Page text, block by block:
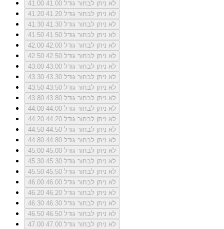
41.00
לא ניתן לבחור גודל 41.00
41.20
לא ניתן לבחור גודל 41.20
41.30
לא ניתן לבחור גודל 41.30
41.50
לא ניתן לבחור גודל 41.50
42.00
לא ניתן לבחור גודל 42.00
42.50
לא ניתן לבחור גודל 42.50
43.00
לא ניתן לבחור גודל 43.00
43.30
לא ניתן לבחור גודל 43.30
43.50
לא ניתן לבחור גודל 43.50
43.80
לא ניתן לבחור גודל 43.80
44.00
לא ניתן לבחור גודל 44.00
44.20
לא ניתן לבחור גודל 44.20
44.50
לא ניתן לבחור גודל 44.50
44.80
לא ניתן לבחור גודל 44.80
45.00
לא ניתן לבחור גודל 45.00
45.30
לא ניתן לבחור גודל 45.30
45.50
לא ניתן לבחור גודל 45.50
46.00
לא ניתן לבחור גודל 46.00
46.20
לא ניתן לבחור גודל 46.20
46.30
לא ניתן לבחור גודל 46.30
46.50
לא ניתן לבחור גודל 46.50
47.00
לא ניתן לבחור גודל 47.00